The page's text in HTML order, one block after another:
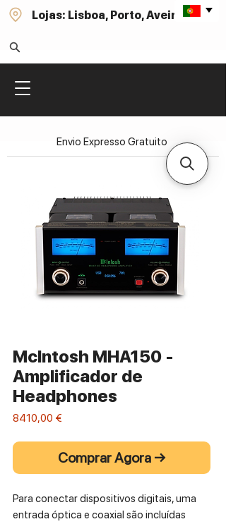
Lojas: Lisboa, Porto, Aveiro
McIntosh MHA150 -
Amplificador de
Headphones
8410,00 €
Comprar Agora →
Para conectar dispositivos digitais, uma
entrada óptica e coaxial são incluídas
Envio Expresso Gratuito